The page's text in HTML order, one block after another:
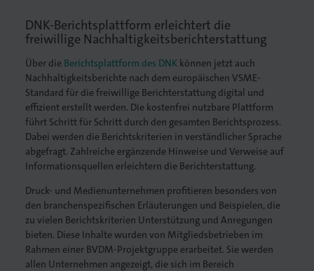
Gedruckt.
DNK-Berichtsplattform erleichtert die
freiwillige Nachhaltigkeitsbericht­erstattung
Über die Berichtsplattform des DNK können jetzt auch
Nachhaltigkeitsberichte nach dem europäischen VSME-
Standard für die freiwillige Berichterstattung digital und
effizient erstellt werden. Die kostenfrei nutzbare Plattform
führt Schritt für Schritt durch den gesamten Berichtsprozess.
Dabei werden die Berichtskriterien in verständlicher Sprache
abgefragt. Zahlreiche ergänzende Hinweise und Ver­weise auf
Informationsquellen erleichtern die Berichterstattung.
Druck- und Medienunternehmen profitieren besonders von
den branchen­spezifischen Erläuterungen und Beispielen, die
zu vielen Berichtskriterien Unterstützung und Anregungen
bieten. Diese Inhalte wurden von Mitglieds­betrieben im
Rahmen einer BVDM-Projekt­gruppe erarbeitet. Sie werden
allen Unternehmen angezeigt, die sich im Bereich